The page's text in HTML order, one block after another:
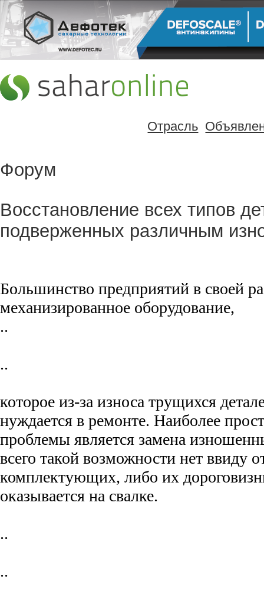
Отрасль
Форум
Восстановление всех типов
подверженных различным
Большинство предприятий в своей
механизированное оборудование,
..
..
которое из-за износа трущихся
нуждается в ремонте. Наиболее
проблемы является замена
всего такой возможности нет ввиду
комплектующих, либо их
оказывается на свалке.
..
..